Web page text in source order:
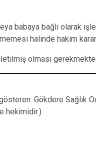
babaya bağlı olarak
halinde hakim
olması
Gökdere Sağlık
hekimidir.)